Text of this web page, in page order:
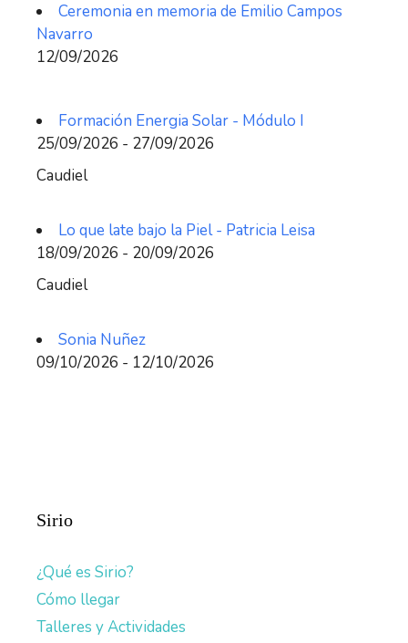
Ceremonia en memoria de Emilio Campos
Navarro
12/09/2026
Formación Energia Solar - Módulo I
25/09/2026 - 27/09/2026
Caudiel
Lo que late bajo la Piel - Patricia Leisa
18/09/2026 - 20/09/2026
Caudiel
Sonia Nuñez
09/10/2026 - 12/10/2026
Sirio
¿Qué es Sirio?
Cómo llegar
Talleres y Actividades